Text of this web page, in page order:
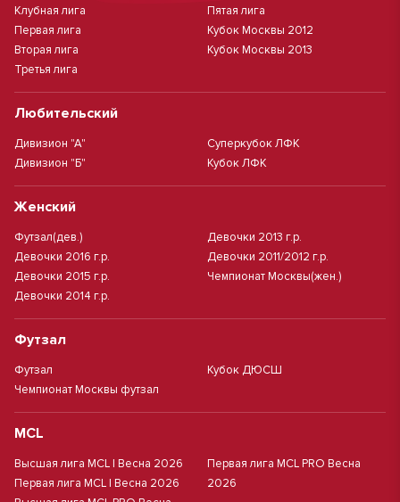
Клубная лига
Первая лига
Вторая лига
Третья лига
Пятая лига
Кубок Москвы 2012
Кубок Москвы 2013
Любительский
Дивизион "А"
Дивизион "Б"
Суперкубок ЛФК
Кубок ЛФК
Женский
Футзал(дев.)
Девочки 2016 г.р.
Девочки 2015 г.р.
Девочки 2014 г.р.
Девочки 2013 г.р.
Девочки 2011/2012 г.р.
Чемпионат Москвы(жен.)
Футзал
Футзал
Чемпионат Москвы футзал
Кубок ДЮСШ
MCL
Высшая лига MCL | Весна 2026
Первая лига MCL | Весна 2026
Первая лига MCL PRO Весна
2026